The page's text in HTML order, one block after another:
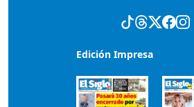
Edición Impresa